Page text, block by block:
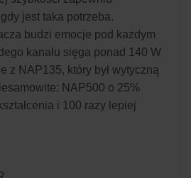
jest taka potrzeba.
budzi emocje pod każdym
kanału sięga ponad 140 W
z NAP135, który był wytyczną
NAP500 o 25%
i 100 razy lepiej